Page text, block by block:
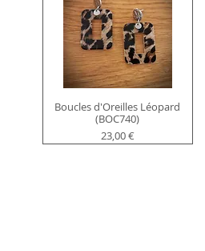
Boucles d'Oreilles Léopard
(BOC740)
Prix
23,00 €